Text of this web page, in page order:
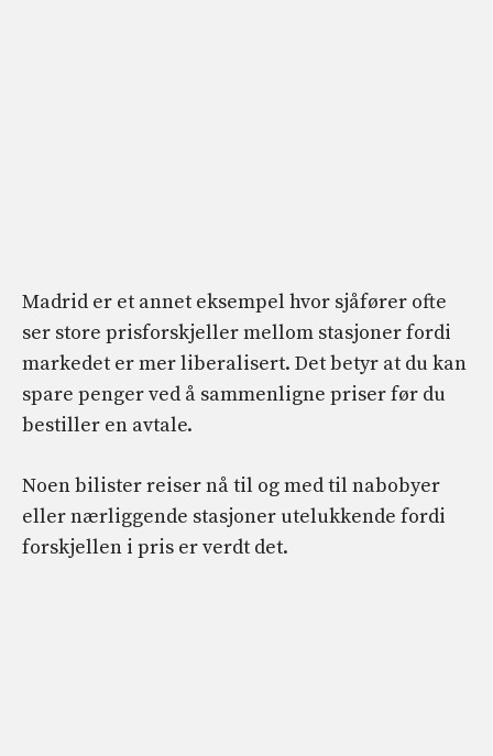
Madrid er et annet eksempel hvor sjåfører ofte
ser store prisforskjeller mellom stasjoner fordi
markedet er mer liberalisert. Det betyr at du kan
spare penger ved å sammenligne priser før du
bestiller en avtale.
Noen bilister reiser nå til og med til nabobyer
eller nærliggende stasjoner utelukkende fordi
forskjellen i pris er verdt det.